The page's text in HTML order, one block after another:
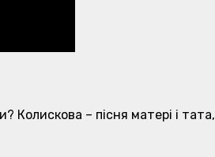
– пісня матері і